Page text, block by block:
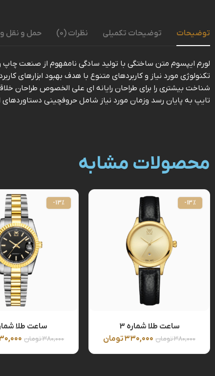
توضیحات توضیحات تکمیلی نظرات (0) حمل و نقل
لورم ایپسوم متن ساختگی با تولید سادگی نامفهوم از صنعت چاپ
تکنولوژی مورد نیاز و کاربردهای متنوع با هدف بهبود
شناخت بیشتری را برای طراحان رایانه ای علی الخصوص طراحان
تایپ به پایان رسد وزمان مورد نیاز شامل حروفچینی
محصولات مشابه
-13%
ساعت طلا شماره 3
۳۸۰,۰۰۰تومان ۳۳۰,۰۰۰تومان
-13%
ساعت طلا
۳۸۰,۰۰۰تومان